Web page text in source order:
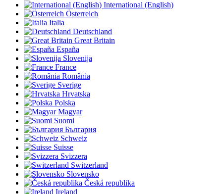
International (English)
Österreich
Italia
Deutschland
Great Britain
España
Slovenija
France
România
Sverige
Hrvatska
Polska
Magyar
Suomi
България
Schweiz
Suisse
Svizzera
Switzerland
Slovensko
Česká republika
Ireland